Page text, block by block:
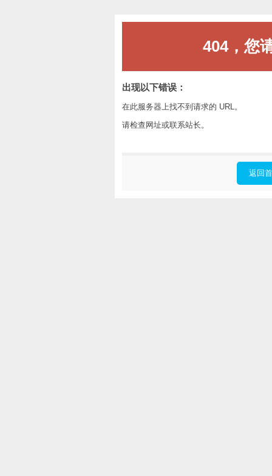
404，您
出现以下错误：
在此服务器上找不到请求的 URL。
请检查网址或联系站长。
返回